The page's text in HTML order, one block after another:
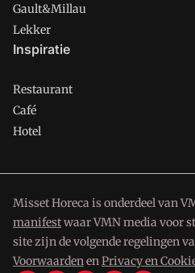
Gault&Millau
Lekker
Inspiratie
Restaurant
Café
Hotel
Misset Horeca is onderdeel van
manifestwaar VMN media voor
site zijn de volgende regelingen
VoorwaardenenPrivacy en